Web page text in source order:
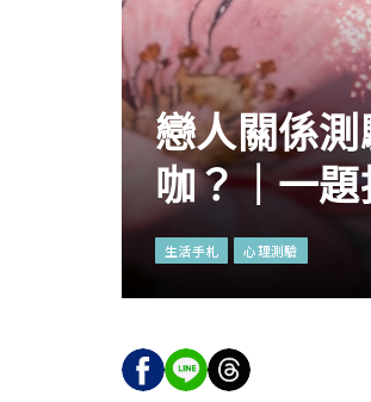
戀人關係
咖？｜一
生活手札 心理測驗